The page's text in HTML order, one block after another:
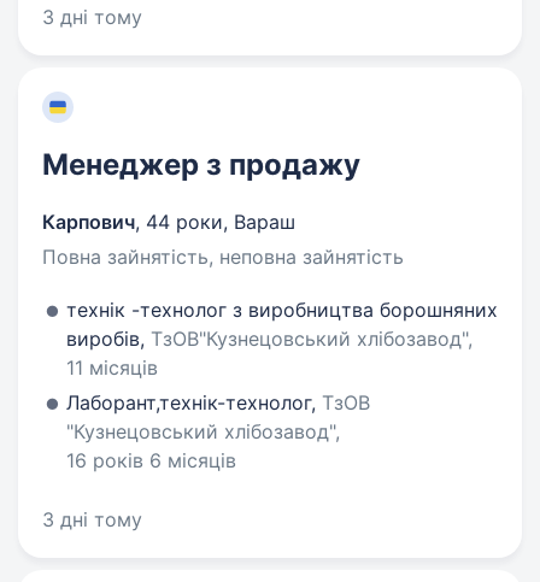
3 дні тому
Менеджер з продажу
Карпович, 44 роки, Вараш
Повна зайнятість, неповна зайнятість
технік -технолог з виробництва борошняних
виробів, ТзОВ"Кузнецовський хлібозавод",
11 місяців
Лаборант,технік-технолог, ТзОВ
"Кузнецовський хлібозавод",
16 років 6 місяців
3 дні тому